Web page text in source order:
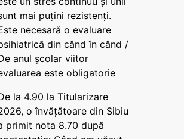
mai puțini rezistenți.
necesară o evaluare
din când în când /
anul școlar viitor
este obligatorie
la 4.90 la Titularizare
o învățătoare din Sibiu
primit nota 8.70 după